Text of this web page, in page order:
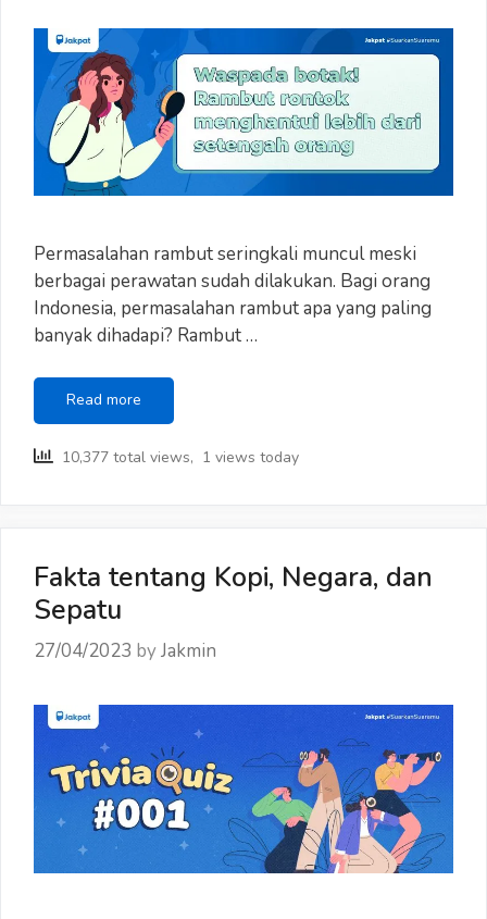
Permasalahan rambut seringkali muncul meski
berbagai perawatan sudah dilakukan. Bagi orang
Indonesia, permasalahan rambut apa yang paling
banyak dihadapi? Rambut …
Read more
Botak!
Rontok
Orang
10,377 total views, 1 views today
Fakta tentang Kopi, Negara, dan
Sepatu
27/04/2023 byJakmin